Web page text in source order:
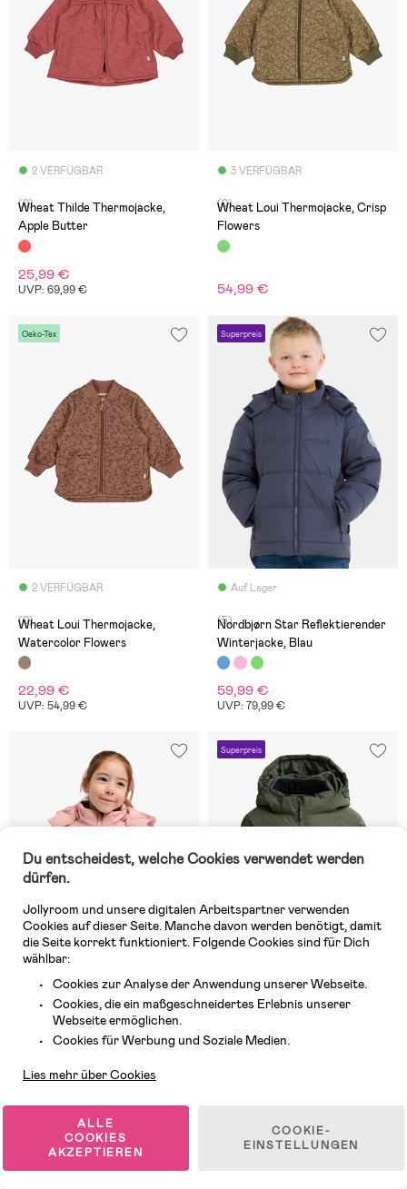
2 VERFÜGBAR
(0)
Wheat Thilde Thermojacke,
Apple Butter
25,99 €
UVP: 69,99 €
3 VERFÜGBAR
(0)
Wheat Loui Thermojacke, Crisp
Flowers
54,99 €
Oeko-Tex
2 VERFÜGBAR
(0)
Wheat Loui Thermojacke,
Watercolor Flowers
22,99 €
UVP: 54,99 €
Superpreis
Auf Lager
(5)
Nordbjørn Star Reflektierender
Winterjacke, Blau
59,99 €
UVP: 79,99 €
Auf Lager
Nordbjørn Star Reflektierender
39,99 €
UVP: 79,99 €
Superpreis
Auf Lager
(5)
Nordbjørn Star Reflektierende
UVP: 79,99 €
Du entscheidest, welche Cookies verwendet werden
dürfen.
Jollyroom und unsere digitalen Arbeitspartner verwenden
Cookies auf dieser Seite. Manche davon werden benötigt, damit
die Seite korrekt funktioniert. Folgende Cookies sind für Dich
wählbar:
Cookies zur Analyse der Anwendung unserer Webseite.
Cookies, die ein maßgeschneidertes Erlebnis unserer
Webseite ermöglichen.
Cookies für Werbung und Soziale Medien.
Lies mehr über Cookies
ALLE
COOKIES
AKZEPTIEREN
COOKIE-
EINSTELLUNGEN